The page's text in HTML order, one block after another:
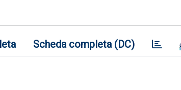
Scheda completa (DC)